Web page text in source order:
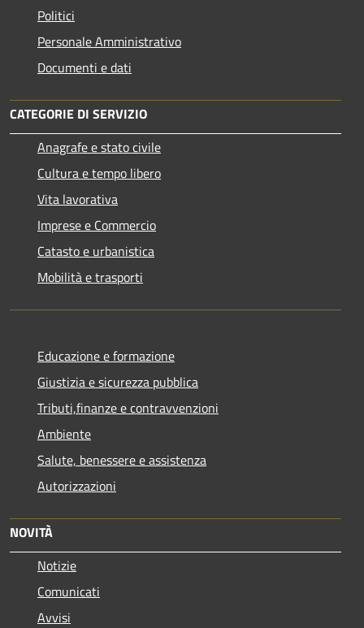
Politici
Personale Amministrativo
Documenti e dati
CATEGORIE DI SERVIZIO
Anagrafe e stato civile
Cultura e tempo libero
Vita lavorativa
Imprese e Commercio
Catasto e urbanistica
Mobilità e trasporti
Educazione e formazione
Giustizia e sicurezza pubblica
Tributi,finanze e contravvenzioni
Ambiente
Salute, benessere e assistenza
Autorizzazioni
NOVITÀ
Notizie
Comunicati
Avvisi